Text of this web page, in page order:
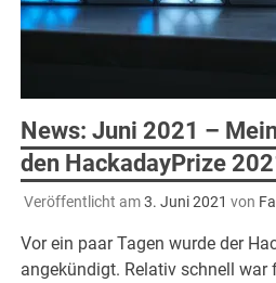
News: Juni 2021 –
den HackadayPrize
Veröffentlicht am3. Juni 2021 von
Vor ein paar Tagen wurde der
angekündigt. Relativ schnell war